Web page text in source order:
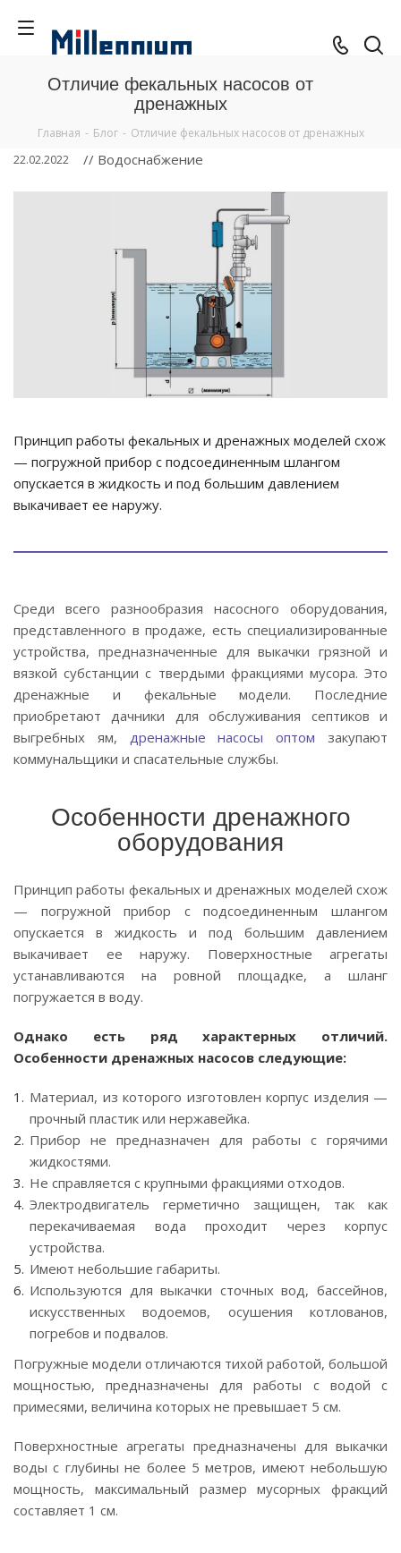
Отличие фекальных насосов от
дренажных
Главная - Блог - Отличие фекальных насосов от дренажных
22.02.2022
// Водоснабжение
Принцип работы фекальных и дренажных моделей схож
— погружной прибор с подсоединенным шлангом
опускается в жидкость и под большим давлением
выкачивает ее наружу.
Среди всего разнообразия насосного оборудования,
представленного в продаже, есть специализированные
устройства, предназначенные для выкачки грязной и
вязкой субстанции с твердыми фракциями мусора. Это
дренажные и фекальные модели. Последние
приобретают дачники для обслуживания септиков и
выгребных ям, дренажные насосы оптом закупают
коммунальщики и спасательные службы.
Особенности дренажного
оборудования
Принцип работы фекальных и дренажных моделей схож
— погружной прибор с подсоединенным шлангом
опускается в жидкость и под большим давлением
выкачивает ее наружу. Поверхностные агрегаты
устанавливаются на ровной площадке, а шланг
погружается в воду.
Однако есть ряд характерных отличий.
Особенности дренажных насосов следующие:
Материал, из которого изготовлен корпус изделия —
прочный пластик или нержавейка.
Прибор не предназначен для работы с горячими
жидкостями.
Не справляется с крупными фракциями отходов.
Электродвигатель герметично защищен, так как
перекачиваемая вода проходит через корпус
устройства.
Имеют небольшие габариты.
Используются для выкачки сточных вод, бассейнов,
искусственных водоемов, осушения котлованов,
погребов и подвалов.
Погружные модели отличаются тихой работой, большой
мощностью, предназначены для работы с водой с
примесями, величина которых не превышает 5 см.
Поверхностные агрегаты предназначены для выкачки
воды с глубины не более 5 метров, имеют небольшую
мощность, максимальный размер мусорных фракций
составляет 1 см.